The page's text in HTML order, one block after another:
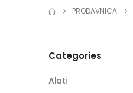
PRODAVNICA
Categories
Alati